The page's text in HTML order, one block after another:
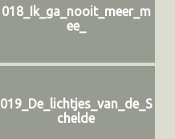
018_Ik_ga_nooit_meer_m
ee_
019_De_lichtjes_van_de_S
chelde